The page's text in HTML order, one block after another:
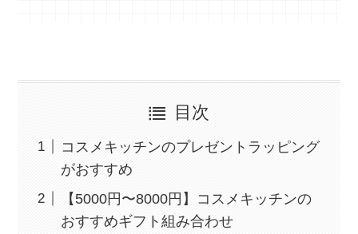
目次
コスメキッチンのプレゼントラッピング
がおすすめ
【5000円〜8000円】コスメキッチンの
おすすめギフト組み合わせ